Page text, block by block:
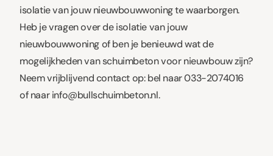
isolatie van jouw nieuwbouwwoning te waarborgen.
Heb je vragen over de isolatie van jouw
nieuwbouwwoning of ben je benieuwd wat de
mogelijkheden van schuimbeton voor nieuwbouw zijn?
Neem vrijblijvend contact op: bel naar 033-2074016
of naar info@bullschuimbeton.nl.